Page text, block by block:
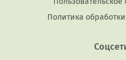
Политика